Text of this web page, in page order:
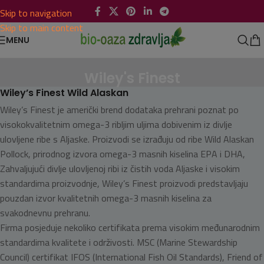
Skip to navigation
Skip to main content
MENU
Wiley’s Finest Wild Alaskan
Wiley’s Finest je američki brend dodataka prehrani poznat po
visokokvalitetnim omega-3 ribljim uljima dobivenim iz divlje
ulovljene ribe s Aljaske. Proizvodi se izrađuju od ribe Wild Alaskan
Pollock, prirodnog izvora omega-3 masnih kiselina EPA i DHA,
Zahvaljujući divlje ulovljenoj ribi iz čistih voda Aljaske i visokim
standardima proizvodnje, Wiley’s Finest proizvodi predstavljaju
pouzdan izvor kvalitetnih omega-3 masnih kiselina za
svakodnevnu prehranu.
Firma posjeduje nekoliko certifikata prema visokim međunarodnim
standardima kvalitete i održivosti. MSC (Marine Stewardship
Council) certifikat IFOS (International Fish Oil Standards), Friend of